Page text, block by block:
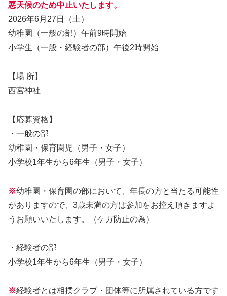
悪天候のため中止いたします。
2026年6月27日（土）
幼稚園（一般の部）午前9時開始
小学生（一般・経験者の部）午後2時開始
【場 所】
西宮神社
【応募資格】
・一般の部
幼稚園・保育園児（男子・女子）
小学校1年生から6年生（男子・女子）
※幼稚園・保育園の部において、年長の方と当たる可能性
がありますので、3歳未満の方は参加をお控え頂きますよ
うお願いいたします。（ケガ防止の為）
・経験者の部
小学校1年生から6年生（男子・女子）
※経験者とは相撲クラブ・団体等に所属されている方です